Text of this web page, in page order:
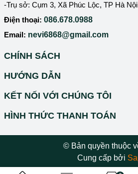
-Trụ sở: Cụm 3, Xã Phúc Lộc, TP Hà Nội
Điện thoại: 086.678.0988
Email: nevi6868@gmail.com
CHÍNH SÁCH
HƯỚNG DẪN
KẾT NỐI VỚI CHÚNG TÔI
HÌNH THỨC THANH TOÁN
© Bản quyền thuộc
Cung cấp bởi